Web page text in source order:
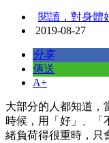
閱讀，對身體
2019-08-27
分享
傳送
A+
大部分的人都知道，
時候，用「好」、「
緒負荷得很重時，只